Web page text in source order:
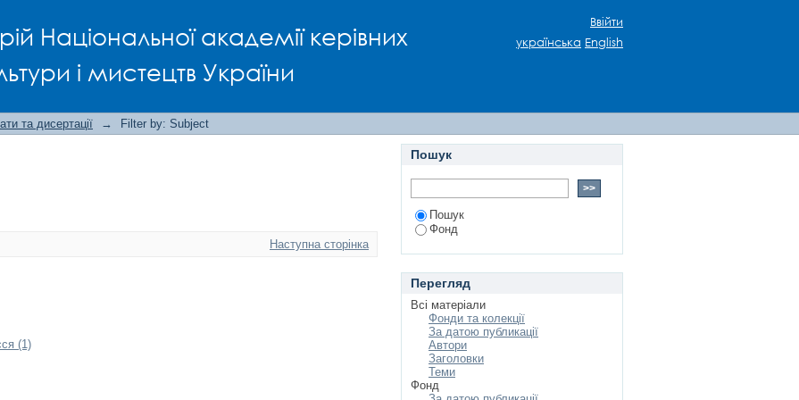
Національної академії керівних
і мистецтв України
Ввійти
українська English
та дисертації → Filter by: Subject
Наступна сторінка
(1)
Пошук
Пошук
Фонд
Перегляд
Всі матеріали
Фонди та колекції
За датою публикації
Автори
Заголовки
Теми
Фонд